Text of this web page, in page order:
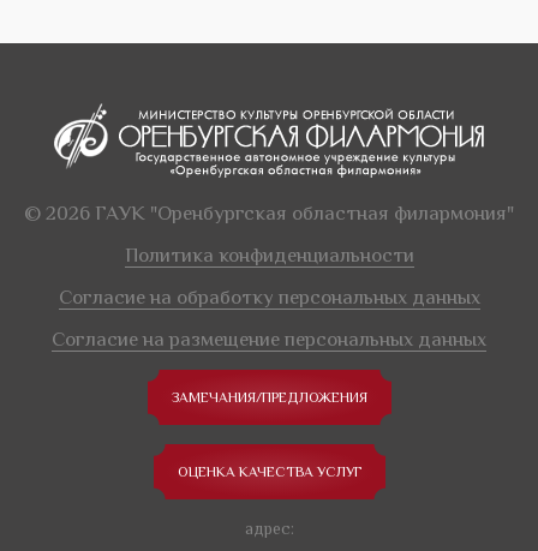
© 2026 ГАУК "Оренбургская областная филармония"
Политика конфиденциальности
Согласие на обработку персональных данных
Согласие на размещение персональных данных
ЗАМЕЧАНИЯ/ПРЕДЛОЖЕНИЯ
ОЦЕНКА КАЧЕСТВА УСЛУГ
адрес: